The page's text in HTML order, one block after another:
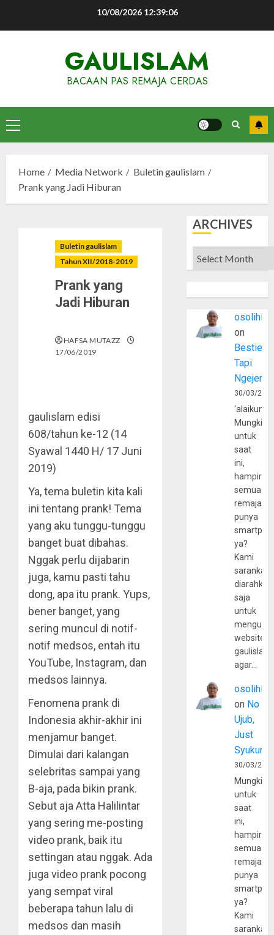
10/08/2026 12:39:06
GAULISLAM
BACAAN PAS REMAJA CERDAS
Primary
Menu
Home Media Network
Buletin gaulislam
Prank yang Jadi Hiburan
Buletin gaulislam
Tahun XII/2018-2019
Prank yang
Jadi Hiburan
HAFSA MUTAZZ
17/06/2019
gaulislam edisi
608/tahun ke-12 (14
Syawal 1440 H/ 17 Juni
2019)
Ya, tema buletin kita kali
ini tentang prank! Tema
yang aku tunggu-tunggu
banget buat dibahas.
Nggak perlu dijabarin
juga, kamu pasti tahu
dong, apa itu prank. Yups,
bener banget, yang
sering muncul di notif-
notif medsos, entah itu
YouTube, Instagram, dan
medsos lainnya.
Fenomena prank di
Indonesia akhir-akhir ini
menjamur banget.
Dimulai dari kalangan
selebritas sampai yang
B-aja, pada bikin prank.
Sebut aja Atta Halilintar
yang sering me-posting
video prank, baik itu
settingan atau nggak. Ada
juga video prank pocong
yang sempat viral
beberapa tahun lalu di
medsos dan masih
ARCHIVES
Archives
osolihin
on
Bestie
Tapi
30/03/
Mungkin
untuk
saat
ini,
hampir
semua
remaja
punya
ya?
Kami
sarankan,
diarahkan
saja
untuk
website
agar…
osolihin
on No
Ujub,
Just
Syukur
30/03/
Mungkin
untuk
saat
ini,
hampir
semua
remaja
punya
ya?
Kami
sarankan,